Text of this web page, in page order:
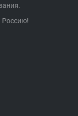
Россию!